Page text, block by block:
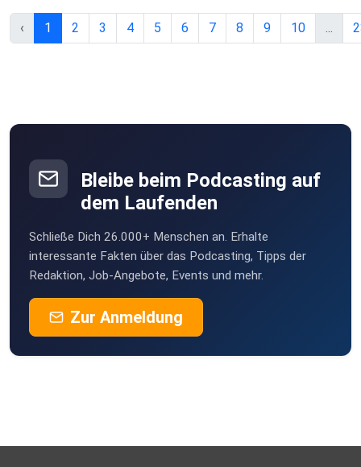
‹ 1 2 3 4 5 6 7 8 9 10 ...
Bleibe beim Podcasting auf
dem Laufenden
Schließe Dich 26.000+ Menschen an. Erhalte
interessante Fakten über das Podcasting, Tipps der
Redaktion, Job-Angebote, Events und mehr.
Zur Anmeldung